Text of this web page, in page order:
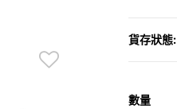
貨存狀態:
數量